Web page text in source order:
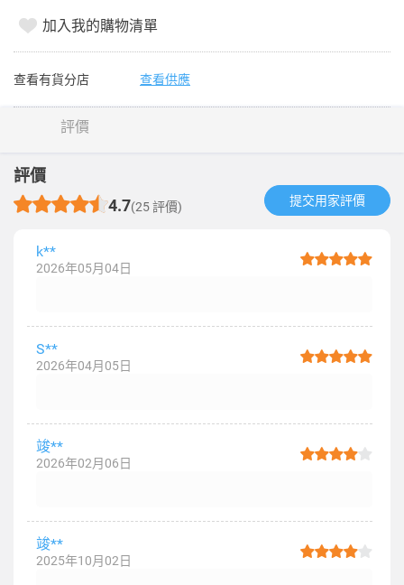
加入我的購物清單
查看有貨分店 查看供應
評價
評價
4.7(25 評價) 提交用家評價​
k**
2026年05月04日
S**
2026年04月05日
竣**
2026年02月06日
竣**
2025年10月02日